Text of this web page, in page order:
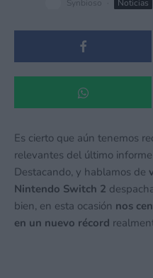
Synbioso Noticias
Es cierto que aún tenemos
relevantes del último
Destacando, y hablamos de
Nintendo Switch 2
bien, en esta ocasión nos
en un nuevo récord